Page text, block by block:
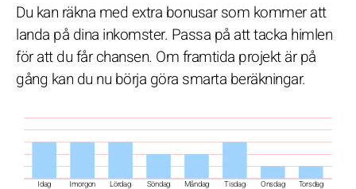
Idag Imorgon Lördag Söndag Måndag Tisdag Onsdag Torsdag
Du kan räkna med extra bonusar som kommer att
landa på dina inkomster. Passa på att tacka himlen
för att du får chansen. Om framtida projekt är på
gång kan du nu börja göra smarta beräkningar.